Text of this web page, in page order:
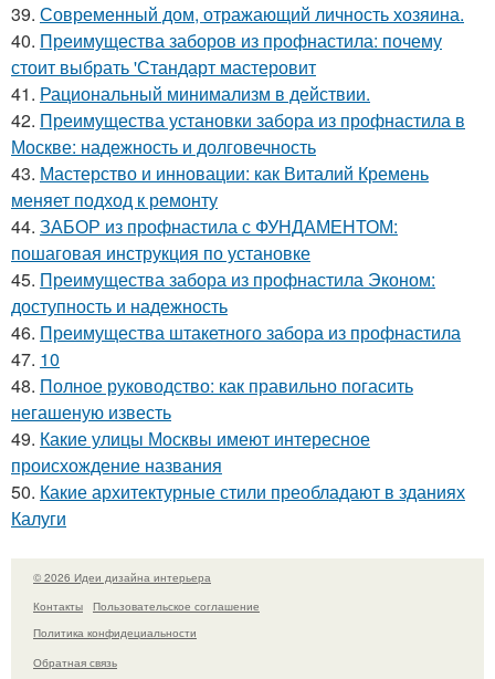
39. Современный дом, отражающий личность хозяина.
40. Преимущества заборов из профнастила: почему
стоит выбрать 'Стандарт мастеровит
41. Рациональный минимализм в действии.
42. Преимущества установки забора из профнастила в
Москве: надежность и долговечность
43. Мастерство и инновации: как Виталий Кремень
меняет подход к ремонту
44. ЗАБОР из профнастила с ФУНДАМЕНТОМ:
пошаговая инструкция по установке
45. Преимущества забора из профнастила Эконом:
доступность и надежность
46. Преимущества штакетного забора из профнастила
47. 10
48. Полное руководство: как правильно погасить
негашеную известь
49. Какие улицы Москвы имеют интересное
происхождение названия
50. Какие архитектурные стили преобладают в зданиях
Калуги
© 2026 Идеи дизайна интерьера
Контакты
Пользовательское соглашение
Политика конфидециальности
Обратная связь